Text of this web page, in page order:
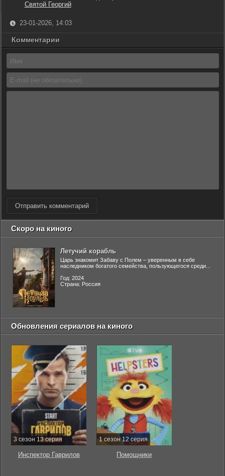
Святой Георгий
23-01-2026, 14:03
Комментарии
Отправить комментарий
Скоро на киного
Летучий корабль
Царь знакомит Забаву с Полем – уверенным в себе
наследником богатого семейства, пользующегося среди...
Год: 2024
Страна: Россия
Обновления сериалов на киного
3 сезон 13 серия
Инспектор Гаврилов
1 сезон 12 серия
Помощники